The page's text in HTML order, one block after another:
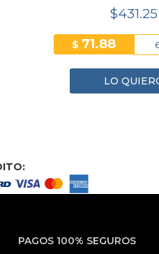
$431.25
$ 71.88
LO
PAGOS 100% SEGUROS